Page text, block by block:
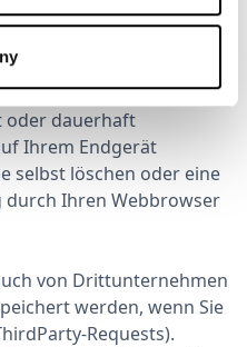
um dieses Endgerät
einer Sitzung
Ende Ihres Besuchs
oder dauerhaft
Ihrem Endgerät
selbst löschen oder eine
Ihren Webbrowser
von Drittunternehmen
werden, wenn Sie
Requests).